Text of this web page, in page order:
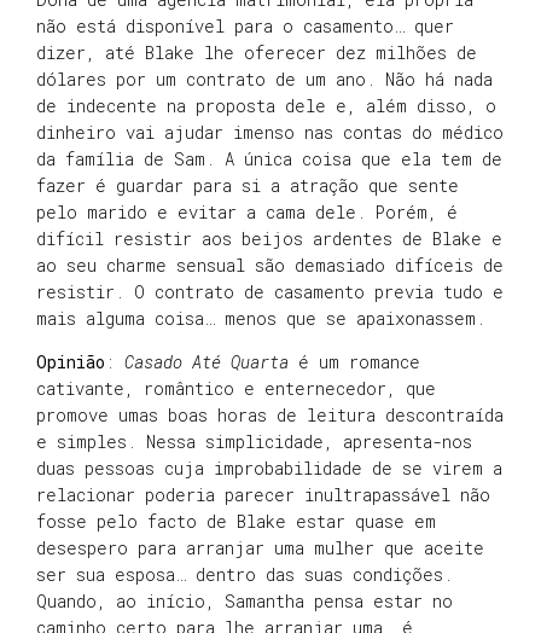
não está disponível para o casamento… quer
dizer, até Blake lhe oferecer dez milhões de
dólares por um contrato de um ano. Não há nada
de indecente na proposta dele e, além disso, o
dinheiro vai ajudar imenso nas contas do médico
da família de Sam. A única coisa que ela tem de
fazer é guardar para si a atração que sente
pelo marido e evitar a cama dele. Porém, é
difícil resistir aos beijos ardentes de Blake e
ao seu charme sensual são demasiado difíceis de
resistir. O contrato de casamento previa tudo e
mais alguma coisa… menos que se apaixonassem.
Opinião : Casado Até Quarta é um romance
cativante, romântico e enternecedor, que
promove umas boas horas de leitura descontraída
e simples. Nessa simplicidade, apresenta-nos
duas pessoas cuja improbabilidade de se virem a
relacionar poderia parecer inultrapassável não
fosse pelo facto de Blake estar quase em
desespero para arranjar uma mulher que aceite
ser sua esposa… dentro das suas condições.
Quando, ao início, Samantha pensa estar no
caminho certo para lhe arranjar uma, é